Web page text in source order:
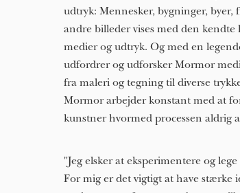
udtryk: Mennesker, bygninger, byer,
andre billeder vises med den kendte
medier og udtryk. Og med en
udfordrer og udforsker Mormor
fra maleri og tegning til diverse
Mormor arbejder konstant med at
kunstner hvormed processen aldrig
"Jeg elsker at eksperimentere og
For mig er det vigtigt at have stærke